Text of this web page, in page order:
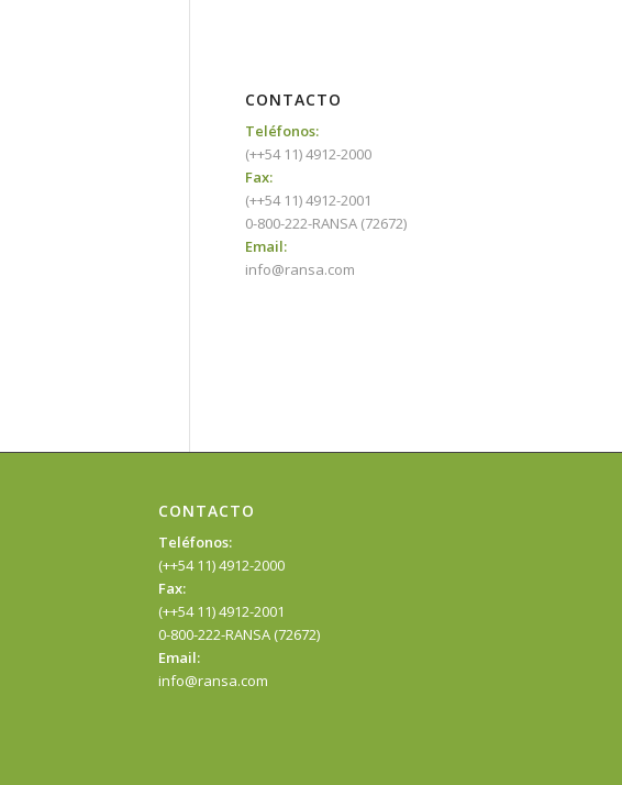
CONTACTO
Teléfonos:
(++54 11) 4912-2000
Fax:
(++54 11) 4912-2001
0-800-222-RANSA (72672)
Email:
info@ransa.com
CONTACTO
Teléfonos:
(++54 11) 4912-2000
Fax:
(++54 11) 4912-2001
0-800-222-RANSA (72672)
Email:
info@ransa.com